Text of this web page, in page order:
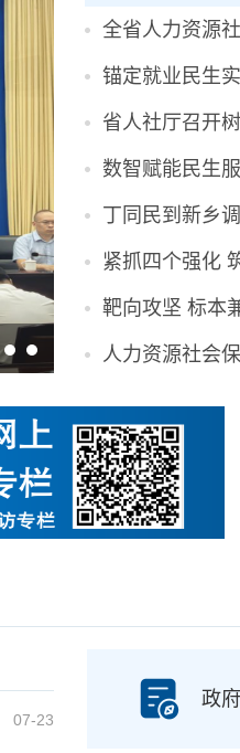
全省人力资源
锚定就业民生
省人社厅召开
数智赋能民生
丁同民到新乡
紧抓四个强化
靶向攻坚 标本
07-23
政